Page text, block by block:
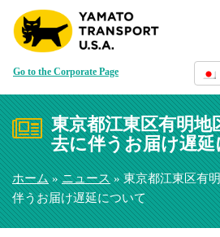
Go to the Corporate Page
東京都江東区有明地
去に伴うお届け遅
ホーム»ニュース» 東京都江東区有
伴うお届け遅延について